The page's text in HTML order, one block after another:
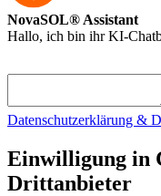
NovaSOL® Assistant
Hallo, ich bin ihr KI-
Datenschutzerklärung &
Einwilligung in
Drittanbieter